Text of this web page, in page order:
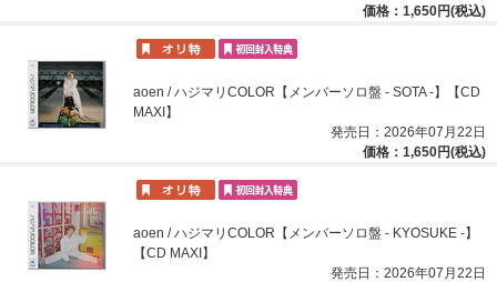
価格：1,650円(税込)
aoen / ハジマリCOLOR【メンバーソロ盤 - SOTA -】【CD
MAXI】
発売日：2026年07月22日
価格：1,650円(税込)
aoen / ハジマリCOLOR【メンバーソロ盤 - KYOSUKE -】
【CD MAXI】
発売日：2026年07月22日